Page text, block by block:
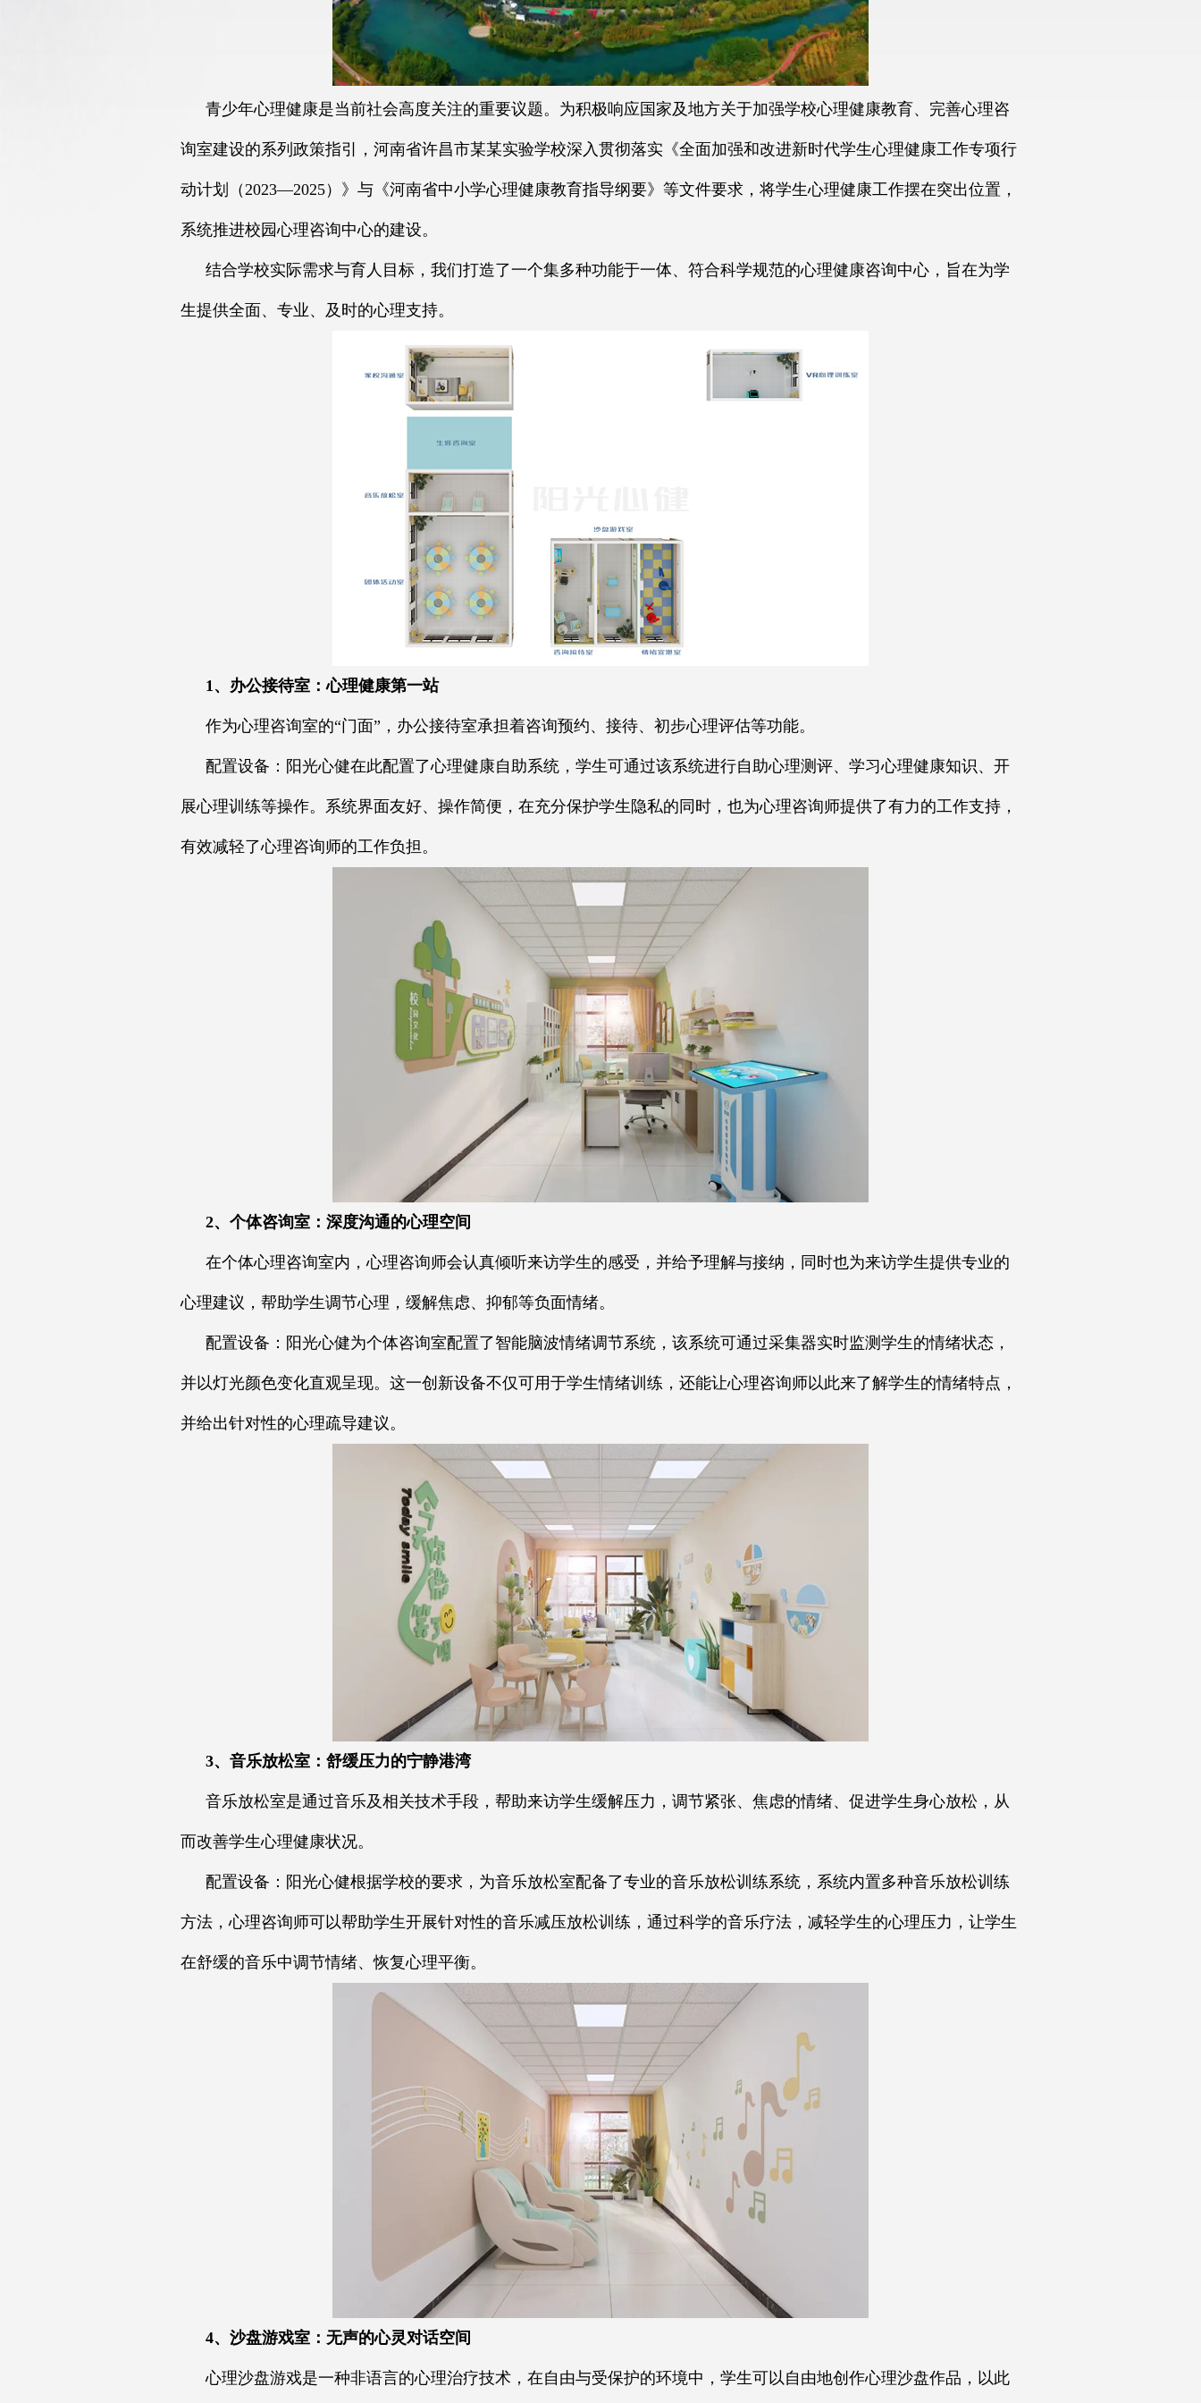
青少年心理健康是当前社会高度关注的重要议题。为积极响应国家及地方关于加强学校心理健康教育、完善心理咨
询室建设的系列政策指引，河南省许昌市某某实验学校深入贯彻落实《全面加强和改进新时代学生心理健康工作专项行
动计划（2023—2025）》与《河南省中小学心理健康教育指导纲要》等文件要求，将学生心理健康工作摆在突出位置，
系统推进校园心理咨询中心的建设。
结合学校实际需求与育人目标，我们打造了一个集多种功能于一体、符合科学规范的心理健康咨询中心，旨在为学
生提供全面、专业、及时的心理支持。
1、办公接待室：心理健康第一站
作为心理咨询室的“门面”，办公接待室承担着咨询预约、接待、初步心理评估等功能。
配置设备：阳光心健在此配置了心理健康自助系统，学生可通过该系统进行自助心理测评、学习心理健康知识、开
展心理训练等操作。系统界面友好、操作简便，在充分保护学生隐私的同时，也为心理咨询师提供了有力的工作支持，
有效减轻了心理咨询师的工作负担。
2、个体咨询室：深度沟通的心理空间
在个体心理咨询室内，心理咨询师会认真倾听来访学生的感受，并给予理解与接纳，同时也为来访学生提供专业的
心理建议，帮助学生调节心理，缓解焦虑、抑郁等负面情绪。
配置设备：阳光心健为个体咨询室配置了智能脑波情绪调节系统，该系统可通过采集器实时监测学生的情绪状态，
并以灯光颜色变化直观呈现。这一创新设备不仅可用于学生情绪训练，还能让心理咨询师以此来了解学生的情绪特点，
并给出针对性的心理疏导建议。
3、音乐放松室：舒缓压力的宁静港湾
音乐放松室是通过音乐及相关技术手段，帮助来访学生缓解压力，调节紧张、焦虑的情绪、促进学生身心放松，从
而改善学生心理健康状况。
配置设备：阳光心健根据学校的要求，为音乐放松室配备了专业的音乐放松训练系统，系统内置多种音乐放松训练
方法，心理咨询师可以帮助学生开展针对性的音乐减压放松训练，通过科学的音乐疗法，减轻学生的心理压力，让学生
在舒缓的音乐中调节情绪、恢复心理平衡。
4、沙盘游戏室：无声的心灵对话空间
心理沙盘游戏是一种非语言的心理治疗技术，在自由与受保护的环境中，学生可以自由地创作心理沙盘作品，以此